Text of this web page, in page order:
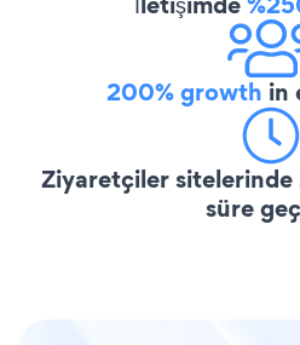
200% growth in
Ziyaretçiler sitelerinde
süre